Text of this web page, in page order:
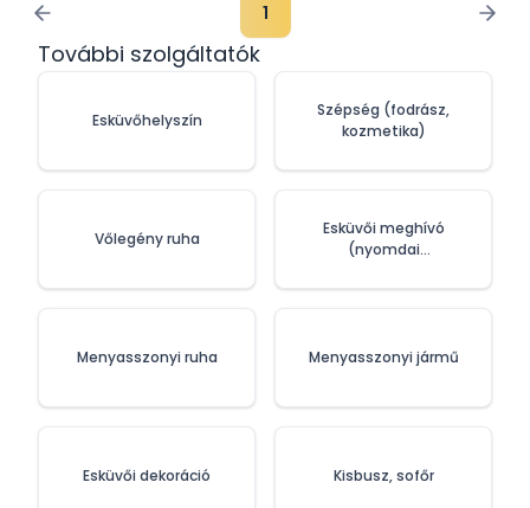
1
További szolgáltatók
Esküvőhelyszín
Vőlegény ruha
Menyasszonyi ruha
Esküvői dekoráció
Szépség (fodrász,
kozmetika)
Esküvői meghívó
(nyomdai
Menyasszonyi jármű
Kisbusz, sofőr